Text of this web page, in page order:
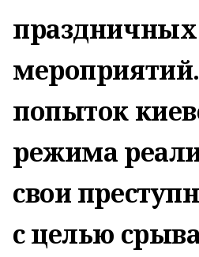
праздничных
попыток
режима
свои
с целью